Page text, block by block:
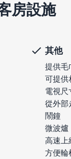
房設施
其他
提供毛
可提供
電視
從外部
鬧鐘
微波爐
高速上
方便輪